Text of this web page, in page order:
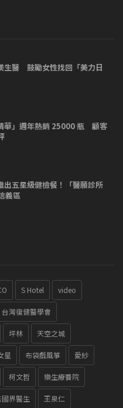
生醫 鼓勵女性找回「美力日
華」週年熱銷 25000 瓶 顧客
出五星級健檢餐！「醫願診所
義區
S Hotel video
台灣復健醫學會
坪林 天空之城
星 布袋戲風箏 愛紗
柯文哲 樂生療養院
國界醫生 王泉仁